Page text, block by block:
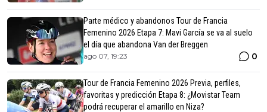
Parte médico y abandonos Tour de Francia
Femenino 2026 Etapa 7: Mavi García se va al suelo
el día que abandona Van der Breggen
ago 07, 19:23 0
Tour de Francia Femenino 2026 Previa, perfiles,
favoritas y predicción Etapa 8: ¿Movistar Team
podrá recuperar el amarillo en Niza?